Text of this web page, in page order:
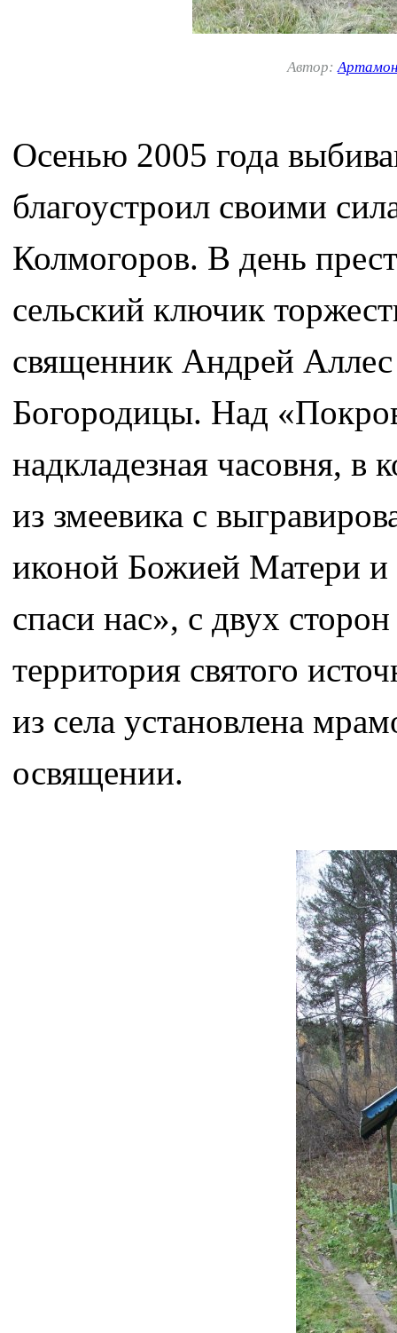
Автор:
Осенью 2005 года
благоустроил своими
Колмогоров. В день
сельский ключик
священник Андрей
Богородицы. Над
надкладезная часовня, в
из змеевика с
иконой Божией Матери и
спаси нас», с двух
территория святого
из села установлена
освящении.